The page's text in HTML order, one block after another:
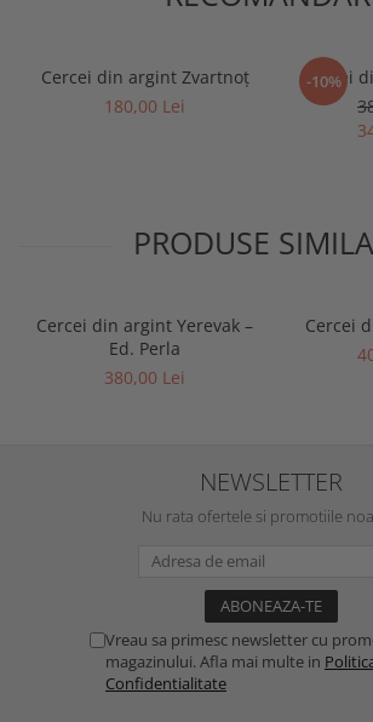
Cercei din argint Zvartnoț
180,00 Lei
-10%
Cercei
PRODUSE
Cercei din argint Yerevak –
Ed. Perla
380,00 Lei
Cercei
NEWSLETTER
Nu rata ofertele si promotiile
Vreau sa primesc newsletter cu
magazinului. Afla mai multe in
Confidentialitate